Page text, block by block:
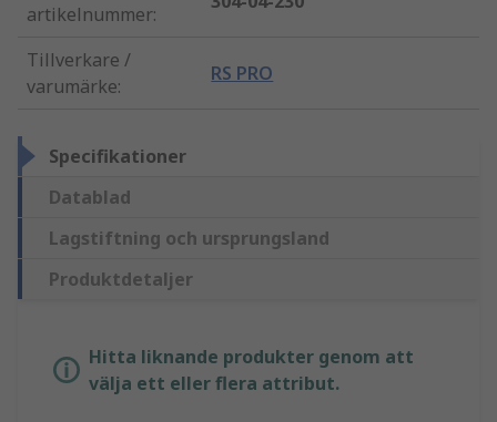
artikelnummer:
Tillverkare /
varumärke:
RS PRO
Specifikationer
Datablad
Lagstiftning och ursprungsland
Produktdetaljer
Hitta liknande produkter genom att
välja ett eller flera attribut.